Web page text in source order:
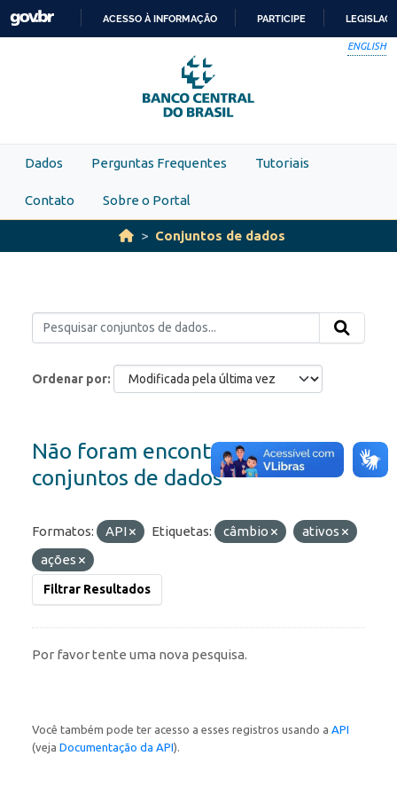
Skip to main content
PARA
O
CONTEÚDO
ACESSO À INFORMAÇÃO PARTICIPE
ENGLISH
Dados Perguntas Frequentes Tutoriais
Contato Sobre o Portal
Conjuntos de dados
Ordenar por
Não foram encontrados
conjuntos de dados
Formatos: API Etiquetas: câmbio
ativos
ações
Filtrar Resultados
Por favor tente uma nova pesquisa.
Você também pode ter acesso a esses registros usando a API
(veja Documentação da API).